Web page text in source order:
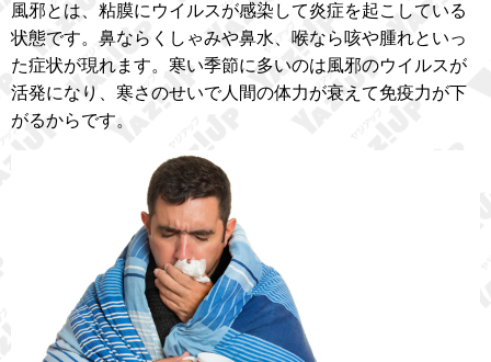
風邪とは、粘膜にウイルスが感染して炎症を起こしている
状態です。鼻ならくしゃみや鼻水、喉なら咳や腫れといっ
た症状が現れます。寒い季節に多いのは風邪のウイルスが
活発になり、寒さのせいで人間の体力が衰えて免疫力が下
がるからです。